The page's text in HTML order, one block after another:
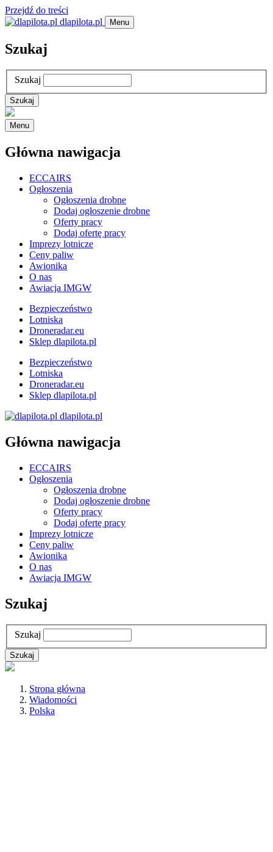
Przejdź do treści
dlapilota.pl
Menu
Szukaj
Szukaj
Menu
Główna nawigacja
ECCAIRS
Ogłoszenia
Ogłoszenia drobne
Dodaj ogłoszenie drobne
Oferty pracy
Dodaj ofertę pracy
Imprezy lotnicze
Ceny paliw
Awionika
O nas
Awiacja IMGW
Bezpieczeństwo
Lotniska
Droneradar.eu
Sklep dlapilota.pl
Bezpieczeństwo
Lotniska
Droneradar.eu
Sklep dlapilota.pl
dlapilota.pl
Główna nawigacja
ECCAIRS
Ogłoszenia
Ogłoszenia drobne
Dodaj ogłoszenie drobne
Oferty pracy
Dodaj ofertę pracy
Imprezy lotnicze
Ceny paliw
Awionika
O nas
Awiacja IMGW
Szukaj
Szukaj
Strona główna
Wiadomości
Polska